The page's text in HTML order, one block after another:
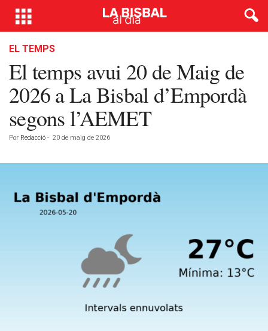
EL TEMPS
El temps avui 20 de Maig de
2026 a La Bisbal d’Empordà
segons l’AEMET
Por Redacció - 20 de maig de 2026